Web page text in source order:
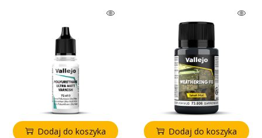
Dodaj do koszyka Dodaj do koszyka